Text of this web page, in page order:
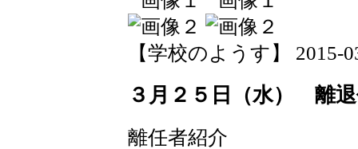
【学校のようす】 2015-
３月２５日（水） 離
離任者紹介